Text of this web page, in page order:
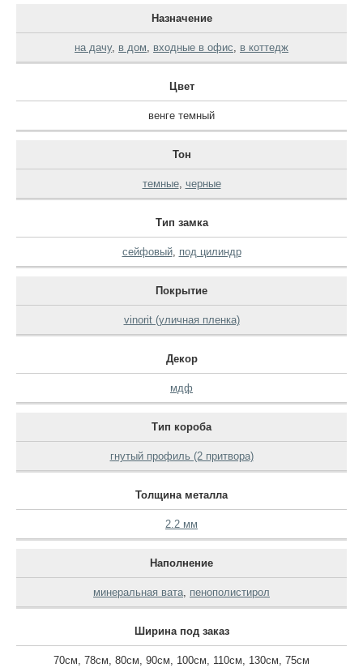
Назначение
на дачу, в дом, входные в офис, в коттедж
Цвет
венге темный
Тон
темные, черные
Тип замка
сейфовый, под цилиндр
Покрытие
vinorit (уличная пленка)
Декор
мдф
Тип короба
гнутый профиль (2 притвора)
Толщина металла
2.2 мм
Наполнение
минеральная вата, пенополистирол
Ширина под заказ
70см, 78см, 80см, 90см, 100см, 110см, 130см, 75см